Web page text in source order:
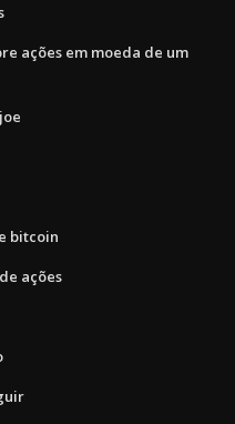
ações em moeda de um
bitcoin
ações